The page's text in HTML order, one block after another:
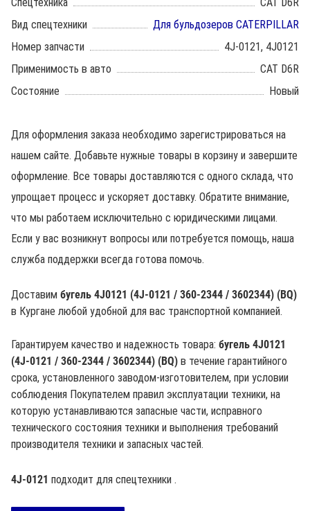
Вид спецтехники
Для бульдозеров CATERPILLAR
Номер запчасти
4J-0121, 4J0121
Применимость в авто
CAT D6R
Состояние
Новый
Для оформления заказа необходимо зарегистрироваться на
нашем сайте. Добавьте нужные товары в корзину и завершите
оформление. Все товары доставляются с одного склада, что
упрощает процесс и ускоряет доставку. Обратите внимание,
что мы работаем исключительно с юридическими лицами.
Если у вас возникнут вопросы или потребуется помощь, наша
служба поддержки всегда готова помочь.
Доставим бугель 4J0121 (4J-0121 / 360-2344 / 3602344) (BQ)
в Кургане любой удобной для вас транспортной компанией.
Гарантируем качество и надежность товара: бугель 4J0121
(4J-0121 / 360-2344 / 3602344) (BQ) в течение гарантийного
срока, установленного заводом-изготовителем, при условии
соблюдения Покупателем правил эксплуатации техники, на
которую устанавливаются запасные части, исправного
технического состояния техники и выполнения требований
производителя техники и запасных частей.
4J-0121 подходит для спецтехники .